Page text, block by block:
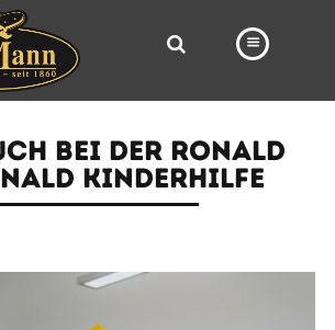
FILIALEN
BÄCKEREI
BEI DER RONALD
KINDERHILFE